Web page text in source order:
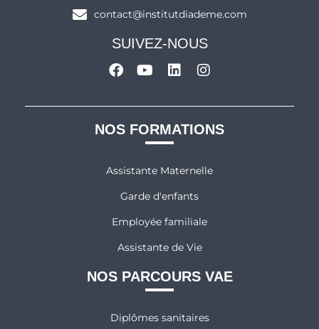
contact@institutdiademe.com
SUIVEZ-NOUS
NOS FORMATIONS
Assistante Maternelle
Garde d'enfants
Employée familiale
Assistante de Vie
NOS PARCOURS VAE
Diplômes sanitaires